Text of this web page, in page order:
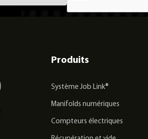
Produits
Système Job Link®
Manifolds numériques
Compteurs électriques